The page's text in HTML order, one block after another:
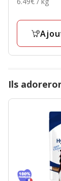
avec
7
77.99€
Kg
Ils